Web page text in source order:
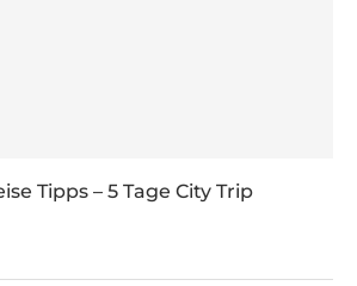
Tipps – 5 Tage City Trip